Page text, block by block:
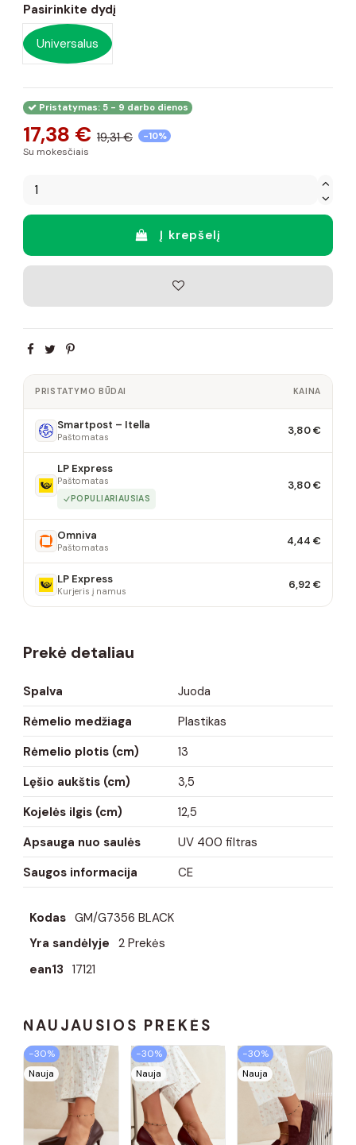
Pasirinkite dydį
Universalus
Pristatymas: 5 - 9 darbo dienos
17,38 € 19,31 € -10%
Su mokesčiais
Į krepšelį
PRISTATYMO BŪDAI KAINA
Smartpost – Itella
Paštomatas 3,80 €
LP Express
Paštomatas
POPULIARIAUSIAS
3,80 €
Omniva
Paštomatas 4,44 €
LP Express
Kurjeris į namus 6,92 €
Prekė detaliau
Spalva
Juoda
Rėmelio medžiaga
Plastikas
Rėmelio plotis (cm)
13
Lęšio aukštis (cm)
3,5
Kojelės ilgis (cm)
12,5
Apsauga nuo saulės
UV 400 filtras
Saugos informacija
CE
Kodas GM/G7356 BLACK
Yra sandėlyje 2 Prekės
ean13 17121
NAUJAUSIOS PREKĖS
−30%
Nauja
−30%
Nauja
−30%
Nauja